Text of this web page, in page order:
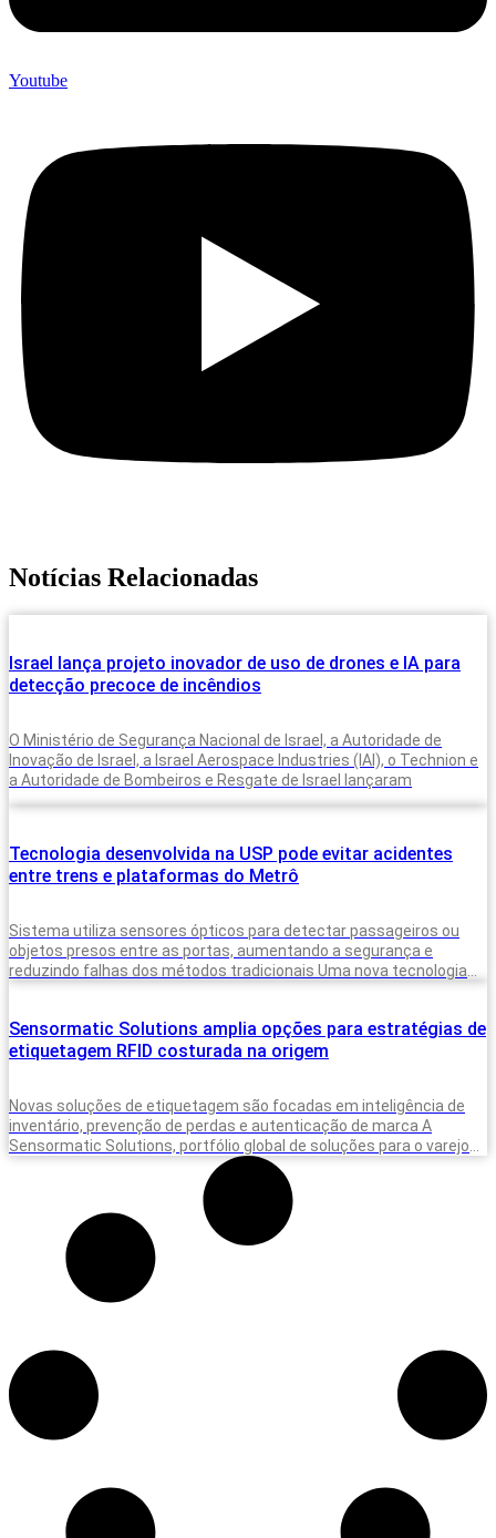
Youtube
Notícias Relacionadas
Israel lança projeto inovador de uso de drones e IA para
detecção precoce de incêndios
O Ministério de Segurança Nacional de Israel, a Autoridade de
Inovação de Israel, a Israel Aerospace Industries (IAI), o Technion e
a Autoridade de Bombeiros e Resgate de Israel lançaram
Tecnologia desenvolvida na USP pode evitar acidentes
entre trens e plataformas do Metrô
Sistema utiliza sensores ópticos para detectar passageiros ou
objetos presos entre as portas, aumentando a segurança e
reduzindo falhas dos métodos tradicionais Uma nova tecnologia
Sensormatic Solutions amplia opções para estratégias de
etiquetagem RFID costurada na origem
Novas soluções de etiquetagem são focadas em inteligência de
inventário, prevenção de perdas e autenticação de marca A
Sensormatic Solutions, portfólio global de soluções para o varejo